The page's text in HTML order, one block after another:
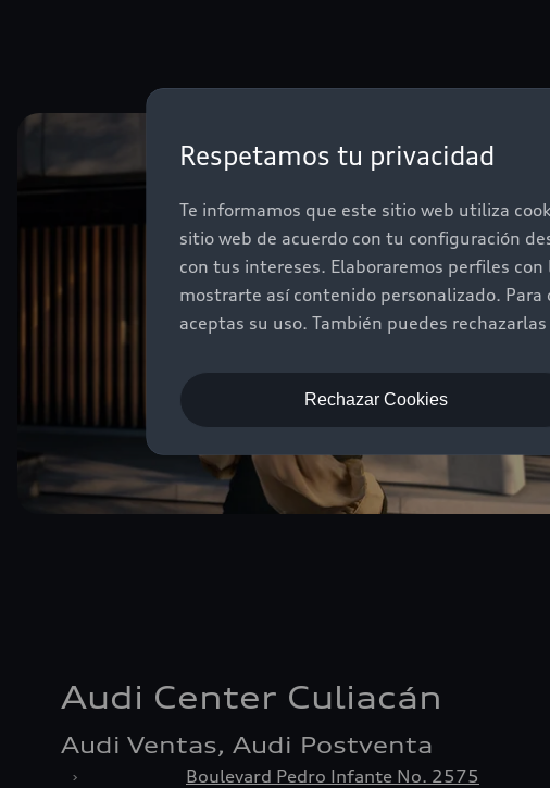
Respetamos tu privacidad
Te informamos que este sitio web utiliza
sitio web de acuerdo con tu configuración
con tus intereses. Elaboraremos perfiles
mostrarte así contenido personalizado.
aceptas su uso. También puedes
Rechazar Cookies
Audi Center Culiacán
Audi Ventas, Audi Postventa
›
Boulevard Pedro Infante No. 2575